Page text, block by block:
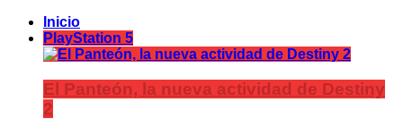
Inicio
PlayStation 5
El Panteón, la nueva actividad de Destiny
2